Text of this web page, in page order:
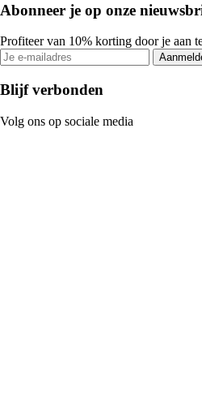
Abonneer je op onze
Profiteer van 10% korting door je aan
Blijf verbonden
Volg ons op sociale media